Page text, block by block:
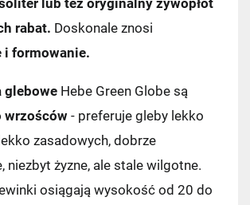
rabat. Doskonale znosi
i formowanie.
glebowe Hebe Green Globe są
wrzośców - preferuje gleby lekko
zasadowych, dobrze
niezbyt żyzne, ale stale wilgotne.
osiągają wysokość od 20 do